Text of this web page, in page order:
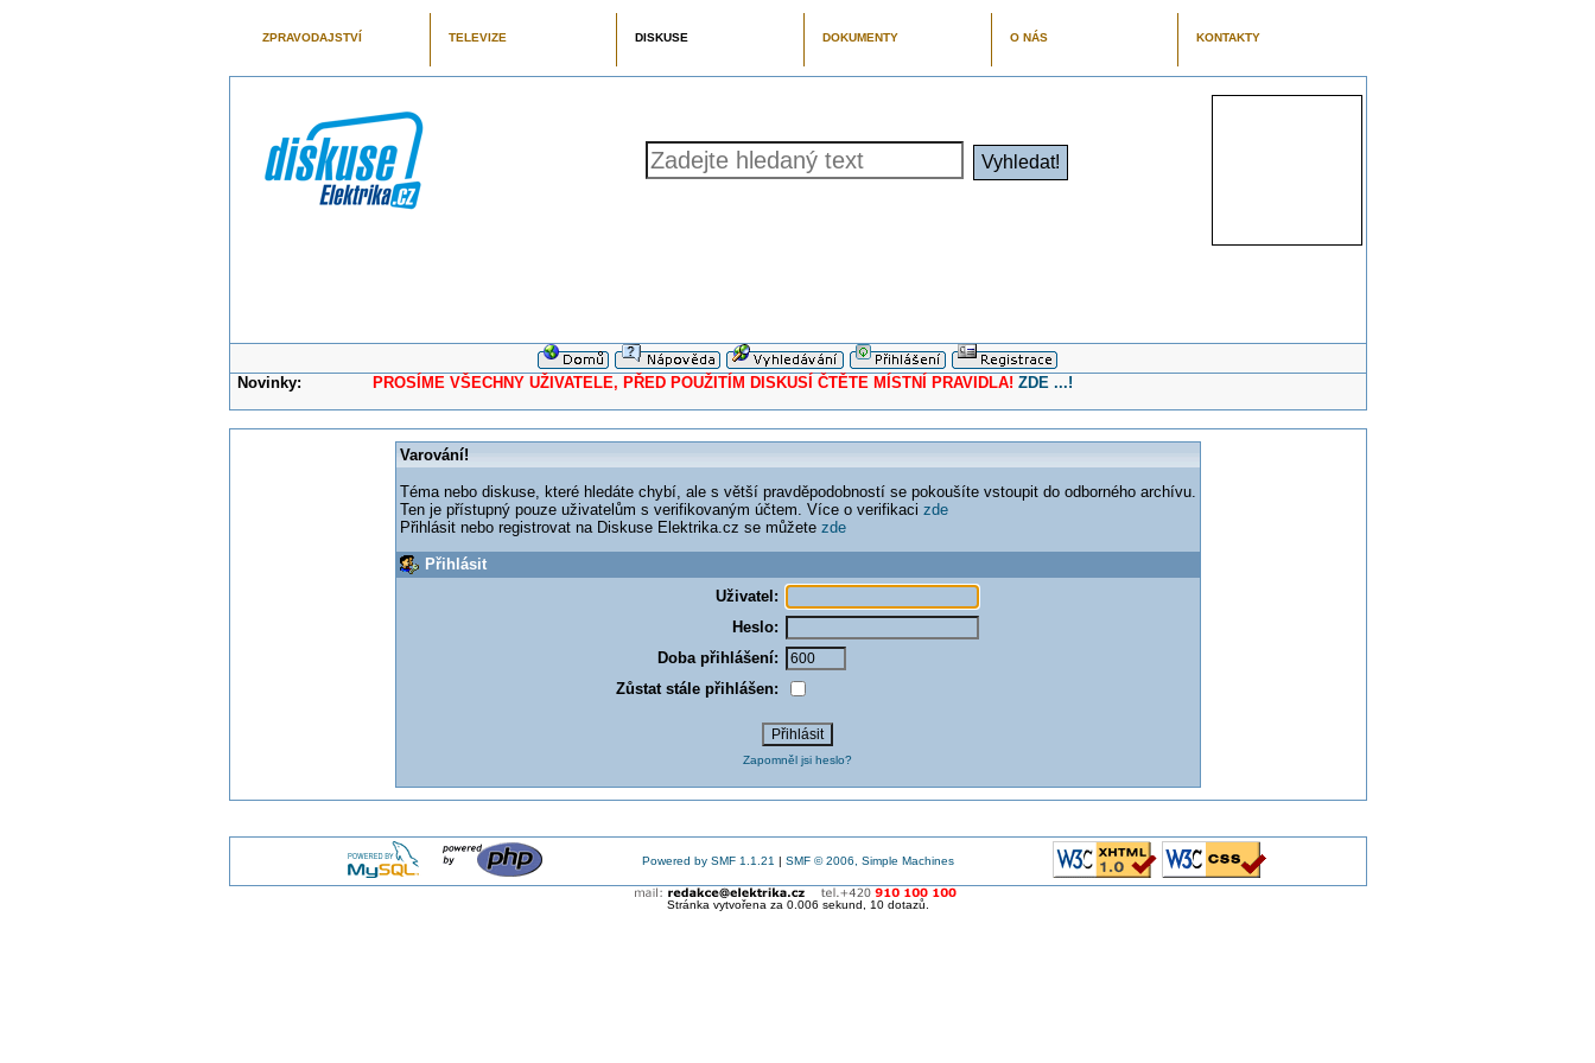
ZPRAVODAJSTVÍ TELEVIZE DISKUSE DOKUMENTY O NÁS KONTAKTY
Novinky: PROSÍME VŠECHNY UŽIVATELE, PŘED POUŽITÍM DISKUSÍ ČTĚTE MÍSTNÍ PRAVIDLA! ZDE ...!
Varování!
Téma nebo diskuse, které hledáte chybí, ale s větší pravděpodobností se pokoušíte vstoupit do odborného archívu.
Ten je přístupný pouze uživatelům s verifikovaným účtem. Více o verifikaci zde
Přihlásit nebo registrovat na Diskuse Elektrika.cz se můžete zde
Přihlásit
Uživatel:
Heslo:
Doba přihlášení:
Zůstat stále přihlášen:
Zapomněl jsi heslo?
Powered by SMF 1.1.21 | SMF © 2006, Simple Machines
Stránka vytvořena za 0.006 sekund, 10 dotazů.